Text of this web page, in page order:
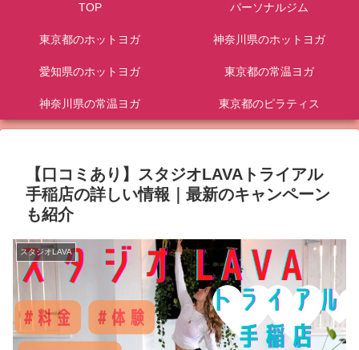
TOP パーソナルジム
東京都のホットヨガ 神奈川県のホットヨガ
愛知県のホットヨガ 東京都の常温ヨガ
神奈川県の常温ヨガ 東京都のピラティス
【口コミあり】スタジオLAVAトライアル
手稲店の詳しい情報｜最新のキャンペーン
も紹介
スタジオLAVA